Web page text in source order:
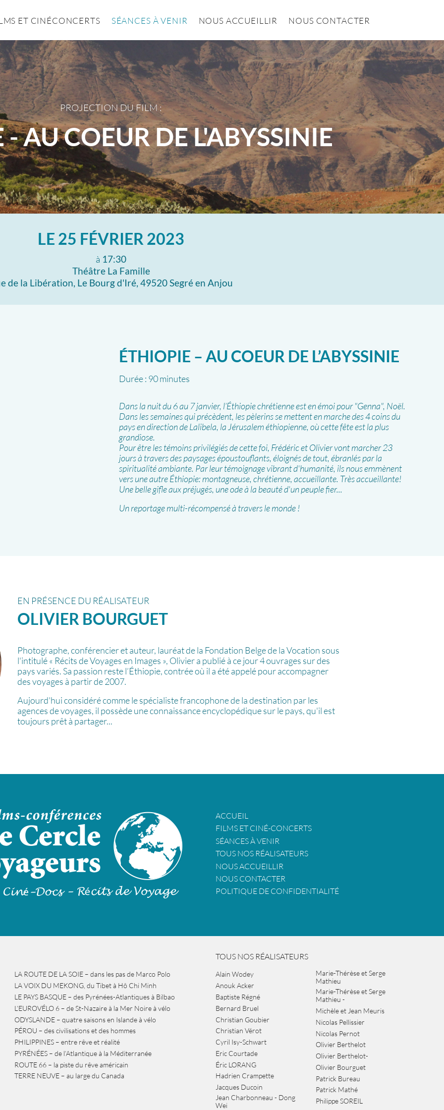
ET CINÉCONCERTS SÉANCES À VENIR NOUS ACCUEILLIR NOUS CONTACTER
PROJECTION DU FILM :
AU COEUR DE L'ABYSSINIE
LE 25 FÉVRIER 2023
à 17:30
Théâtre La Famille
de la Libération, Le Bourg d'Iré, 49520 Segré en Anjou
ÉTHIOPIE – AU COEUR DE L’ABYSSINIE
Durée : 90 minutes
Dans la nuit du 6 au 7 janvier, l’Éthiopie chrétienne est en émoi pour "Genna", Noël.
Dans les semaines qui précèdent, les pèlerins se mettent en marche des 4 coins du
pays en direction de Lalibela, la Jérusalem éthiopienne, où cette fête est la plus
grandiose.
Pour être les témoins privilégiés de cette foi, Frédéric et Olivier vont marcher 23
jours à travers des paysages époustouflants, éloignés de tout, ébranlés par la
spiritualité ambiante. Par leur témoignage vibrant d'humanité, ils nous emmènent
vers une autre Éthiopie: montagneuse, chrétienne, accueillante. Très accueillante!
Une belle gifle aux préjugés, une ode à la beauté d'un peuple fier...
Un reportage multi-récompensé à travers le monde !
EN PRÉSENCE DU RÉALISATEUR
OLIVIER BOURGUET
Photographe, conférencier et auteur, lauréat de la Fondation Belge de la Vocation sous
l'intitulé « Récits de Voyages en Images », Olivier a publié à ce jour 4 ouvrages sur des
pays variés. Sa passion reste l’Éthiopie, contrée où il a été appelé pour accompagner
des voyages à partir de 2007.
Aujourd'hui considéré comme le spécialiste francophone de la destination par les
agences de voyages, il possède une connaissance encyclopédique sur le pays, qu'il est
toujours prêt à partager...
ACCUEIL
FILMS ET CINÉ-CONCERTS
SÉANCES À VENIR
TOUS NOS RÉALISATEURS
NOUS ACCUEILLIR
NOUS CONTACTER
POLITIQUE DE CONFIDENTIALITÉ
LA ROUTE DE LA SOIE – dans les pas de Marco Polo
LA VOIX DU MEKONG, du Tibet à Hô Chi Minh
LE PAYS BASQUE – des Pyrénées-Atlantiques à Bilbao
L’EUROVÉLO 6 – de St-Nazaire à la Mer Noire à vélo
ODYSLANDE – quatre saisons en Islande à vélo
PÉROU – des civilisations et des hommes
PHILIPPINES – entre rêve et réalité
PYRÉNÉES – de l’Atlantique à la Méditerranée
ROUTE 66 – la piste du rêve américain
TERRE NEUVE – au large du Canada
TOUS NOS RÉALISATEURS
Alain Wodey
Anouk Acker
Baptiste Régné
Bernard Bruel
Christian Goubier
Christian Vérot
Cyril Isy-Schwart
Eric Courtade
Éric LORANG
Hadrien Crampette
Jacques Ducoin
Jean Charbonneau - Dong
Wei
Marie-Thérèse et Serge
Mathieu
Marie-Thérèse et Serge
Mathieu -
Michèle et Jean Meuris
Nicolas Pellissier
Nicolas Pernot
Olivier Berthelot
Olivier Berthelot-
Olivier Bourguet
Patrick Bureau
Patrick Mathé
Philippe SOREIL